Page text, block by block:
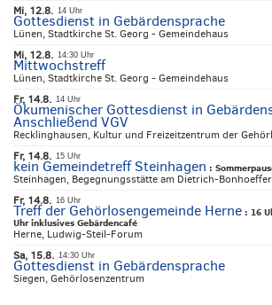
Mi, 12.8. 14 Uhr
Gottesdienst in Gebärdensprache
Lünen, Stadtkirche St. Georg - Gemeindehaus
Mi, 12.8. 14:30 Uhr
Mittwochstreff
Lünen, Stadtkirche St. Georg - Gemeindehaus
Fr, 14.8. 14 Uhr
Ökumenischer Gottesdienst in
Anschließend VGV
Recklinghausen, Kultur und Freizeitzentrum der
Fr, 14.8. 15 Uhr
kein Gemeindetreff Steinhagen :
Steinhagen, Begegnungsstätte am Dietrich-
Fr, 14.8. 16 Uhr
Treff der Gehörlosengemeinde Herne : 16
Uhr inklusives Gebärdencafé
Herne, Ludwig-Steil-Forum
Sa, 15.8. 14:30 Uhr
Gottesdienst in Gebärdensprache
Siegen, Gehörlosenzentrum